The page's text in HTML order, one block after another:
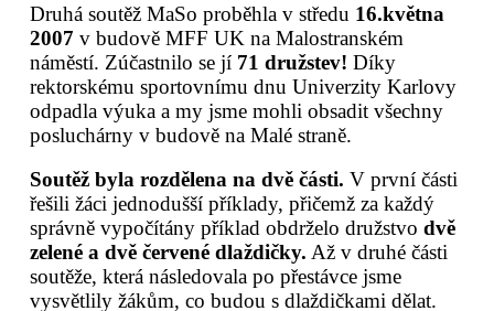
Kontakty
Pro organizátory
Druhá soutěž MaSo proběhla v středu 16.května
2007 v budově MFF UK na Malostranském
náměstí. Zúčastnilo se jí 71 družstev! Díky
rektorskému sportovnímu dnu Univerzity Karlovy
odpadla výuka a my jsme mohli obsadit všechny
posluchárny v budově na Malé straně.
Soutěž byla rozdělena na dvě části. V první části
řešili žáci jednodušší příklady, přičemž za každý
správně vypočítány příklad obdrželo družstvo dvě
zelené a dvě červené dlaždičky. Až v druhé části
soutěže, která následovala po přestávce jsme
vysvětlily žákům, co budou s dlaždičkami dělat.